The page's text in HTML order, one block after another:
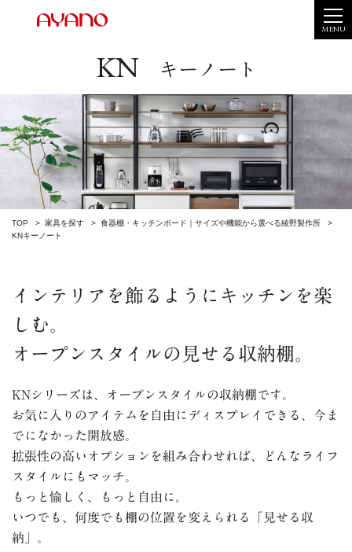
MENU
KN キーノート
TOP 家具を探す
食器棚・キッチンボード｜サイズや機能から選べる綾野製作所
KNキーノート
インテリアを飾るようにキッチンを楽
しむ。
オープンスタイルの見せる収納棚。
KNシリーズは、オープンスタイルの収納棚です。
お気に入りのアイテムを自由にディスプレイできる、今ま
でになかった開放感。
拡張性の高いオプションを組み合わせれば、どんなライフ
スタイルにもマッチ。
もっと愉しく、もっと自由に。
いつでも、何度でも棚の位置を変えられる「見せる収
納」。